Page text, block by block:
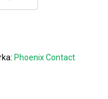
20…40kA, 240...415 V AC,
Phoenix Contact